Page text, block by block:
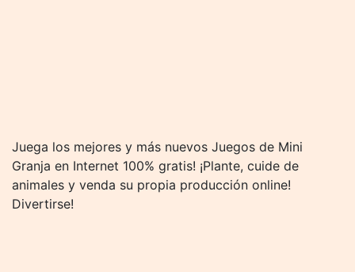
Juega los mejores y más nuevos Juegos de Mini
Granja en Internet 100% gratis! ¡Plante, cuide de
animales y venda su propia producción online!
Divertirse!